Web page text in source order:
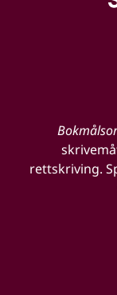
rettskriving.